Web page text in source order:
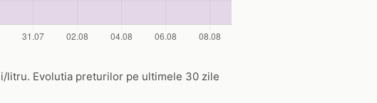
litru. Evolutia preturilor pe ultimele 30 zile